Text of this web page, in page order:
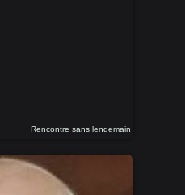
Rencontre sans lendemain